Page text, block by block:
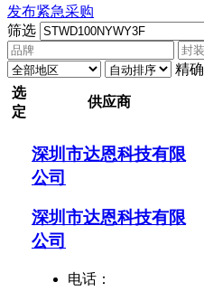
发布紧急采购
筛选
精确
选
定
供应商
深圳市达恩科技有限
公司
深圳市达恩科技有限
公司
电话：